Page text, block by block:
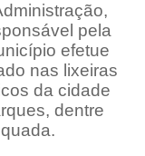
pela
efetue
nas lixeiras
da cidade
dentre